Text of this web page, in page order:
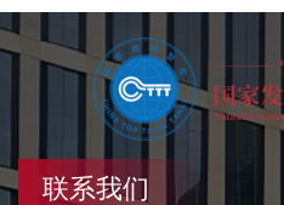
联系我们